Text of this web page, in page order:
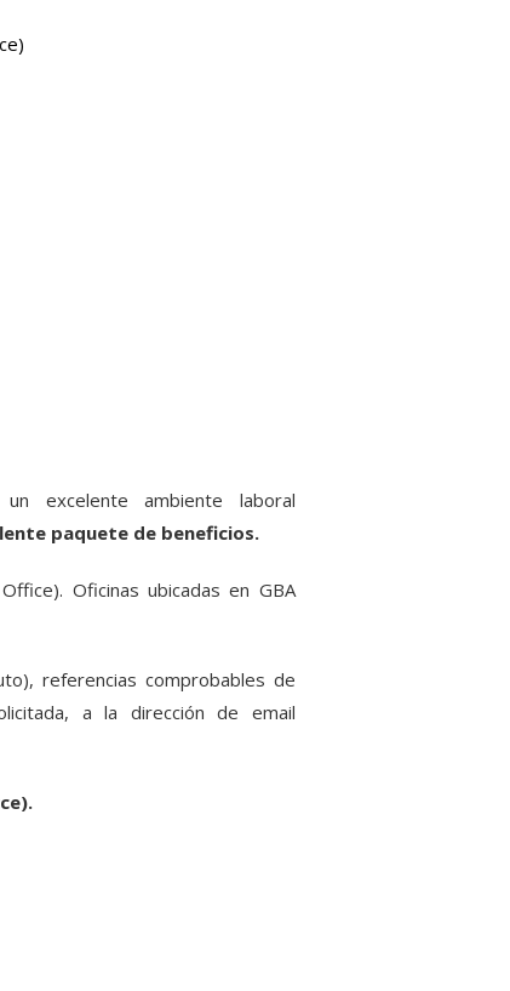
excelente ambiente laboral
paquete de beneficios.
Oficinas ubicadas en GBA
referencias comprobables de
a la dirección de email